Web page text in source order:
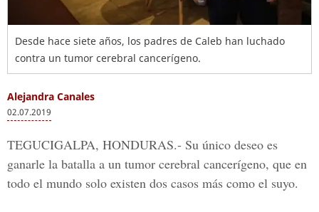
Desde hace siete años, los padres de Caleb han luchado
contra un tumor cerebral cancerígeno.
Alejandra Canales
02.07.2019
TEGUCIGALPA, HONDURAS.- Su único deseo es
ganarle la batalla a un tumor cerebral cancerígeno, que en
todo el mundo solo existen dos casos más como el suyo.